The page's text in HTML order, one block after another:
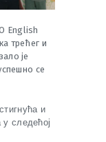
English
трећег и
је
се
и
следећој